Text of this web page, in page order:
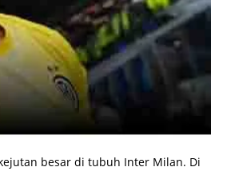
besar di tubuh Inter Milan. Di